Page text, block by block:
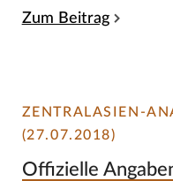
Zum Beitrag
ZENTRALASIEN-
(27.07.2018)
Offizielle